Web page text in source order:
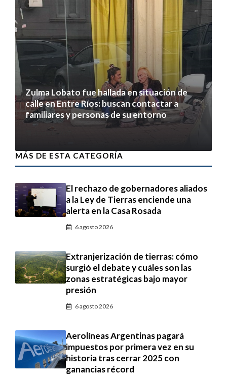
Zulma Lobato fue hallada en situación de
calle en Entre Ríos: buscan contactar a
familiares y personas de su entorno
MÁS DE ESTA CATEGORÍA
El rechazo de gobernadores aliados
a la Ley de Tierras enciende una
alerta en la Casa Rosada
6 agosto 2026
Extranjerización de tierras: cómo
surgió el debate y cuáles son las
zonas estratégicas bajo mayor
presión
6 agosto 2026
Aerolíneas Argentinas pagará
impuestos por primera vez en su
historia tras cerrar 2025 con
ganancias récord